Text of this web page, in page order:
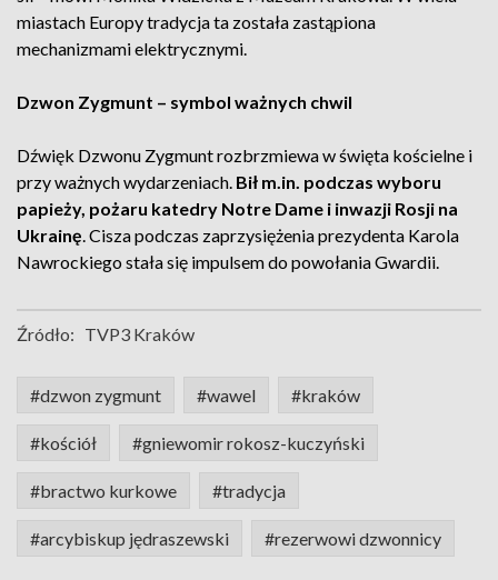
miastach Europy tradycja ta została zastąpiona
mechanizmami elektrycznymi.
Dzwon Zygmunt – symbol ważnych chwil
Dźwięk Dzwonu Zygmunt rozbrzmiewa w święta kościelne i
przy ważnych wydarzeniach. Bił m.in. podczas wyboru
papieży, pożaru katedry Notre Dame i inwazji Rosji na
Ukrainę. Cisza podczas zaprzysiężenia prezydenta Karola
Nawrockiego stała się impulsem do powołania Gwardii.
Źródło: TVP3 Kraków
#dzwon zygmunt #wawel #kraków
#kościół #gniewomir rokosz-kuczyński
#bractwo kurkowe #tradycja
#arcybiskup jędraszewski #rezerwowi dzwonnicy